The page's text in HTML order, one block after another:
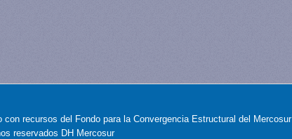
con recursos del Fondo para la Convergencia Estructural del Mercosur
reservados DH Mercosur